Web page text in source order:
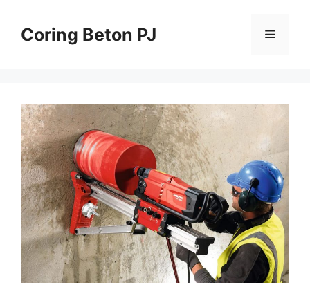
contentCoring Beton PJ Menu